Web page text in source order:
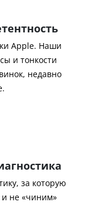
Apple. Наши
и тонкости
недавно
за которую
не «чиним»